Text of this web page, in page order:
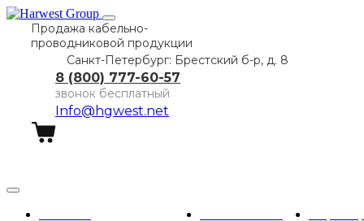
Продажа кабельно-
проводниковой продукции
Санкт-Петербург: Брестский б-р, д. 8
8 (800) 777-60-57
звонок бесплатный
Info@hgwest.net